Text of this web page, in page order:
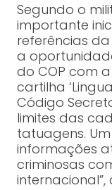
Segundo o
importante
referências da
a
do COP com
cartilha
Código
limites das
tatuagens.
informações
criminosas